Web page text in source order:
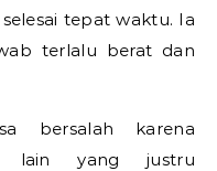
tepat waktu. Ia
terlalu berat dan
bersalah karena
lain yang justru